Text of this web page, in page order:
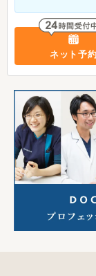
ネット予約